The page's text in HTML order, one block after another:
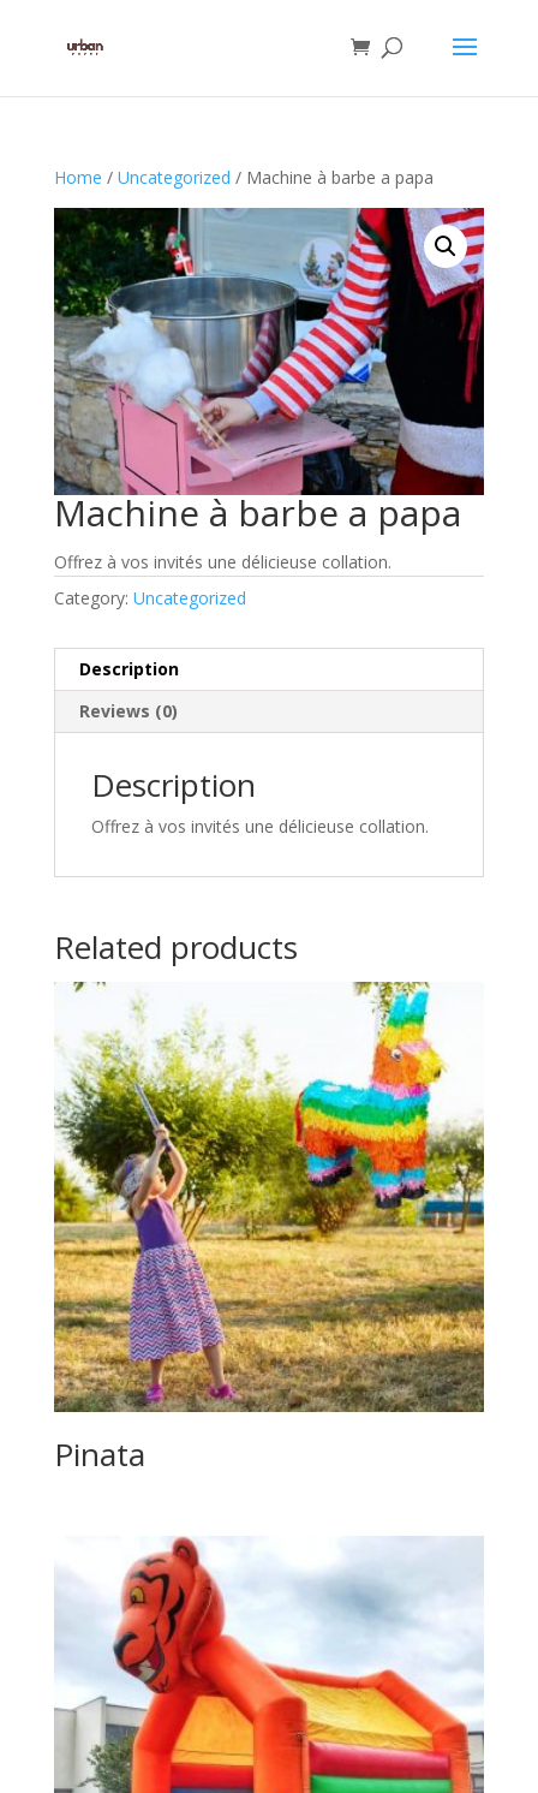
Home / Uncategorized / Machine à barbe a papa
Machine à barbe a papa
Offrez à vos invités une délicieuse collation.
Category: Uncategorized
Description
Reviews (0)
Description
Offrez à vos invités une délicieuse collation.
Related products
Pinata